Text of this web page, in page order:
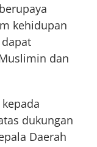
kehidupan
dan
dukungan
Daerah